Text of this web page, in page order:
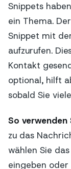
Snippets
ein Thema.
Snippet mit
aufzurufen.
Kontakt
optional, hilft
sobald Sie
So
zu das
wählen Sie
eingeben